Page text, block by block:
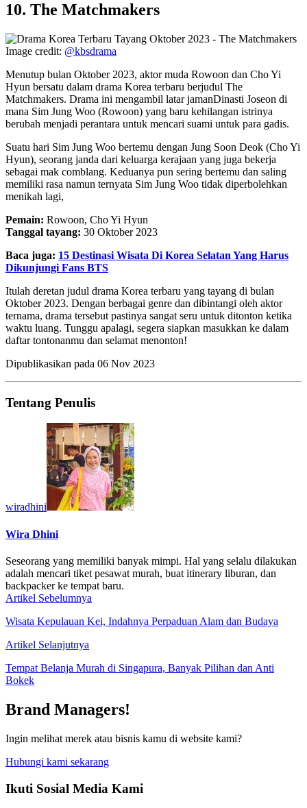
10. The Matchmakers
Image credit: @kbsdrama
Menutup bulan Oktober 2023, aktor muda Rowoon dan Cho Yi
Hyun bersatu dalam drama Korea terbaru berjudul The
Matchmakers. Drama ini mengambil latar jamanDinasti Joseon di
mana Sim Jung Woo (Rowoon) yang baru kehilangan istrinya
berubah menjadi perantara untuk mencari suami untuk para gadis.
Suatu hari Sim Jung Woo bertemu dengan Jung Soon Deok (Cho Yi
Hyun), seorang janda dari keluarga kerajaan yang juga bekerja
sebagai mak comblang. Keduanya pun sering bertemu dan saling
memiliki rasa namun ternyata Sim Jung Woo tidak diperbolehkan
menikah lagi,
Pemain: Rowoon, Cho Yi Hyun
Tanggal tayang: 30 Oktober 2023
Baca juga: 15 Destinasi Wisata Di Korea Selatan Yang Harus
Dikunjungi Fans BTS
Itulah deretan judul drama Korea terbaru yang tayang di bulan
Oktober 2023. Dengan berbagai genre dan dibintangi oleh aktor
ternama, drama tersebut pastinya sangat seru untuk ditonton ketika
waktu luang. Tunggu apalagi, segera siapkan masukkan ke dalam
daftar tontonanmu dan selamat menonton!
Dipublikasikan pada 06 Nov 2023
Tentang Penulis
wiradhini
Wira Dhini
Seseorang yang memiliki banyak mimpi. Hal yang selalu dilakukan
adalah mencari tiket pesawat murah, buat itinerary liburan, dan
backpacker ke tempat baru.
Artikel Sebelumnya
Wisata Kepulauan Kei, Indahnya Perpaduan Alam dan Budaya
Artikel Selanjutnya
Tempat Belanja Murah di Singapura, Banyak Pilihan dan Anti
Bokek
Brand Managers!
Ingin melihat merek atau bisnis kamu di website kami?
Hubungi kami sekarang
Ikuti Sosial Media Kami